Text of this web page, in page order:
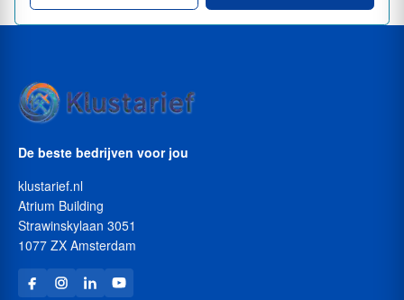
De beste bedrijven voor jou
klustarief.nl
Atrium Building
Strawinskylaan 3051
1077 ZX Amsterdam